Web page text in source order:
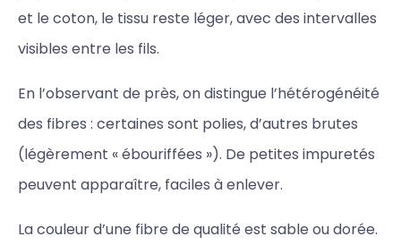
et le coton, le tissu reste léger, avec des intervalles
visibles entre les fils.
En l’observant de près, on distingue l’hétérogénéité
des fibres : certaines sont polies, d’autres brutes
(légèrement « ébouriffées »). De petites impuretés
peuvent apparaître, faciles à enlever.
La couleur d’une fibre de qualité est sable ou dorée.